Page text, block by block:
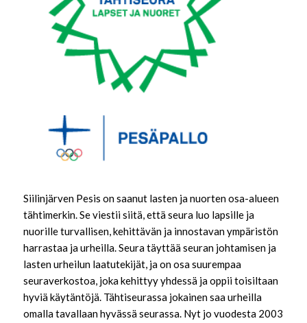
Siilinjärven Pesis on saanut lasten ja nuorten osa-alueen
tähtimerkin. Se viestii siitä, että seura luo lapsille ja
nuorille turvallisen, kehittävän ja innostavan ympäristön
harrastaa ja urheilla. Seura täyttää seuran johtamisen ja
lasten urheilun laatutekijät, ja on osa suurempaa
seuraverkostoa, joka kehittyy yhdessä ja oppii toisiltaan
hyviä käytäntöjä. Tähtiseurassa jokainen saa urheilla
omalla tavallaan hyvässä seurassa. Nyt jo vuodesta 2003